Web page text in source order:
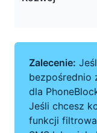
Zalecenie:
bezpośrednio
dla
Jeśli chcesz
funkcji